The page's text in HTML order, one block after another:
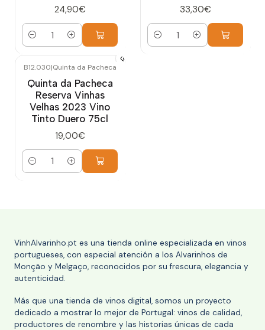
24,90€
Cantidad
33,30€
Cantidad
B12.030|Quinta da Pacheca
Quinta da Pacheca
Reserva Vinhas
Velhas 2023 Vino
Tinto Duero 75cl
19,00€
Cantidad
VinhAlvarinho.pt es una tienda online especializada en vinos
portugueses, con especial atención a los Alvarinhos de
Monção y Melgaço, reconocidos por su frescura, elegancia y
autenticidad.
Más que una tienda de vinos digital, somos un proyecto
dedicado a mostrar lo mejor de Portugal: vinos de calidad,
productores de renombre y las historias únicas de cada